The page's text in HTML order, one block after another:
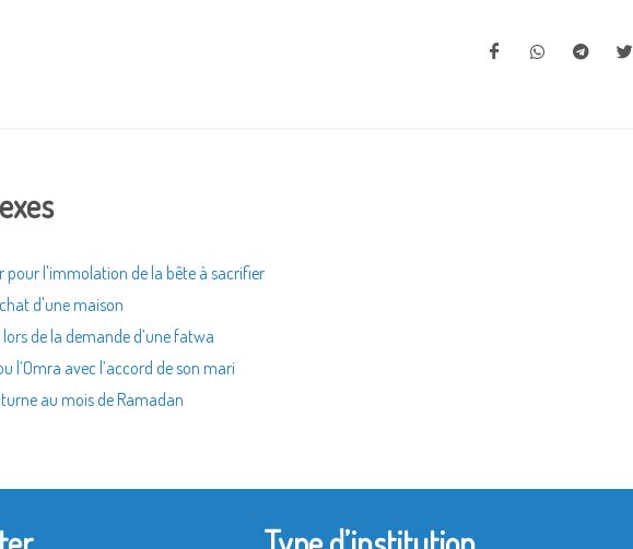
pour l'immolation de la bête à sacrifier
d'une maison
de la demande d’une fatwa
l’Omra avec l’accord de son mari
au mois de Ramadan